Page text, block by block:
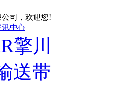
司，欢迎您!
讯中心